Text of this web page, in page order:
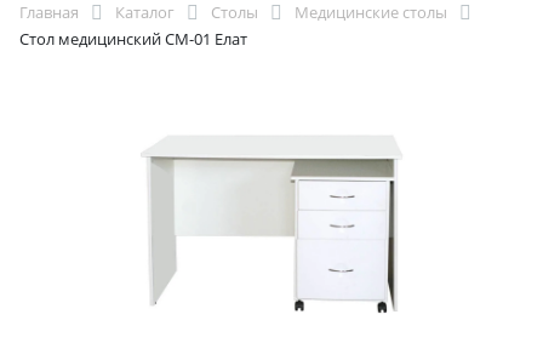
Главная Каталог Столы
Медицинские столы
Стол медицинский СМ-01 Елат